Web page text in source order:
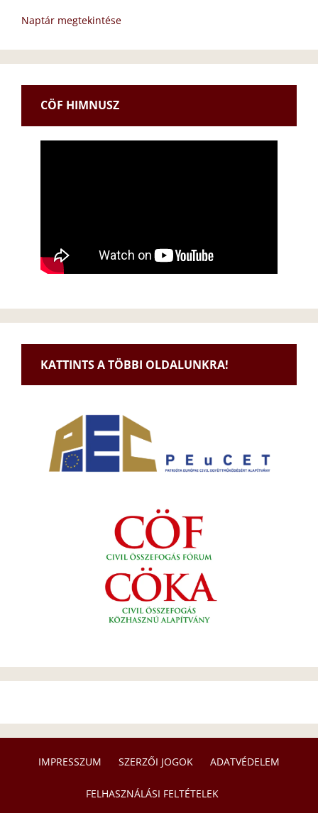
Naptár megtekintése
CÖF HIMNUSZ
KATTINTS A TÖBBI OLDALUNKRA!
IMPRESSZUM SZERZŐI JOGOK ADATVÉDELEM
FELHASZNÁLÁSI FELTÉTELEK